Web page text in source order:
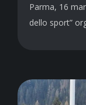
Parma, 16
dello sport”